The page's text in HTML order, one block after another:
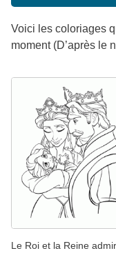
Voici les coloriages
moment (D’après le
Le Roi et la Reine